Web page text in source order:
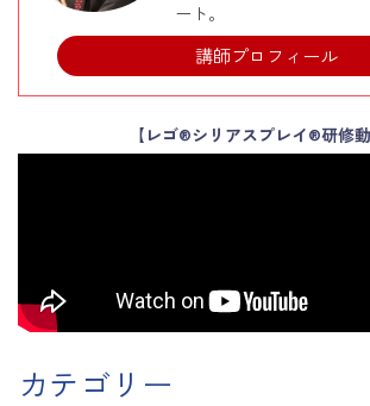
ート。
講師プロフィール
【レゴ®シリアスプレイ®研修動
カテゴリー